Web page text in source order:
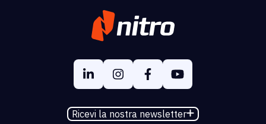
Ricevi la nostra newsletter